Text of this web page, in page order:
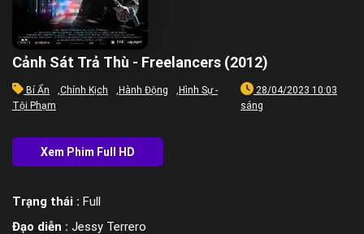
Cảnh Sát Trả Thù - Freelancers (2012)
Bí Ẩn ,Chính Kịch , Hành Động , Hình Sự -
Tội Phạm
28/04/2023 10:03
sáng
Trạng thái : Full
Đạo diễn : Jessy Terrero